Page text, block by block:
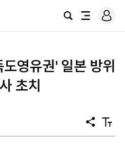
검
전
로
그
영유권' 일본 방위
초치
공
유
텍
스